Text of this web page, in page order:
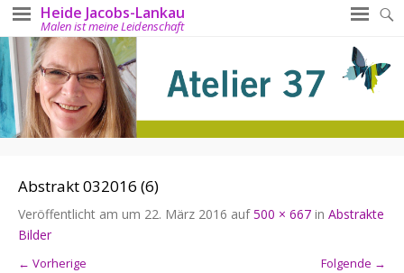
Heide Jacobs-Lankau
Malen ist meine Leidenschaft
Abstrakt 032016 (6)
Veröffentlicht am um 22. März 2016 auf500 × 667 in Abstrakte
Bilder
← Vorherige Folgende →